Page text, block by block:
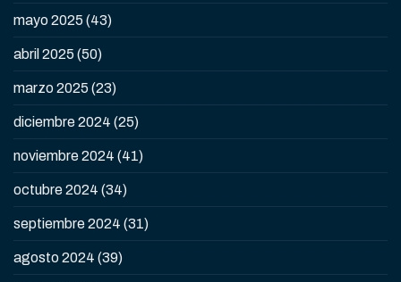
mayo 2025 (43)
abril 2025 (50)
marzo 2025 (23)
diciembre 2024 (25)
noviembre 2024 (41)
octubre 2024 (34)
septiembre 2024 (31)
agosto 2024 (39)